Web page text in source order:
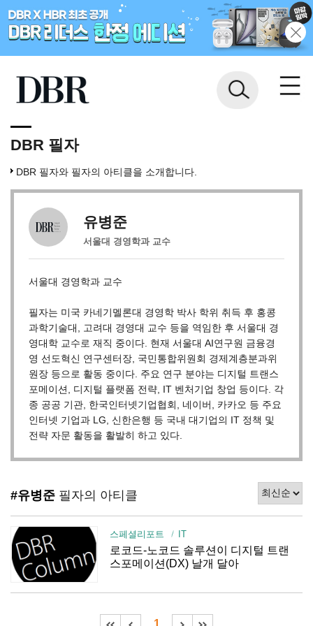
DBR 필자
DBR 필자와 필자의 아티클을 소개합니다.
유병준
서울대 경영학과 교수
서울대 경영학과 교수
필자는 미국 카네기멜론대 경영학 박사 학위 취득 후 홍콩
과학기술대, 고려대 경영대 교수 등을 역임한 후 서울대 경
영대학 교수로 재직 중이다. 현재 서울대 AI연구원 금융경
영 선도혁신 연구센터장, 국민통합위원회 경제계층분과위
원장 등으로 활동 중이다. 주요 연구 분야는 디지털 트랜스
포메이션, 디지털 플랫폼 전략, IT 벤처기업 창업 등이다. 각
종 공공 기관, 한국인터넷기업협회, 네이버, 카카오 등 주요
인터넷 기업과 LG, 신한은행 등 국내 대기업의 IT 정책 및
전략 자문 활동을 활발히 하고 있다.
#유병준 필자의 아티클
스페셜리포트 IT
로코드-노코드 솔루션이 디지털 트랜
스포메이션(DX) 날개 달아
1